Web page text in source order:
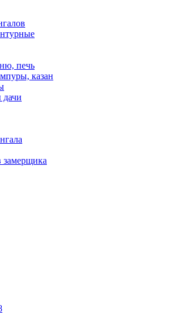
печь
казан
дачи
замерщика